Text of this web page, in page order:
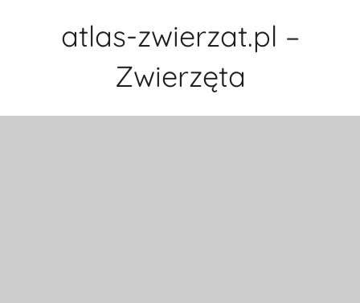
atlas-zwierzat.pl –
Zwierzęta